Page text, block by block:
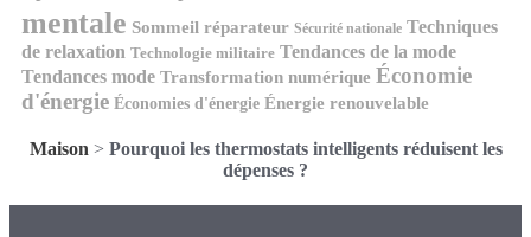
mentale Sommeil réparateur Sécurité nationale Techniques
de relaxation Technologie militaire Tendances de la mode
Tendances mode Transformation numérique Économie
d'énergie Économies d'énergie Énergie renouvelable
Maison > Pourquoi les thermostats intelligents réduisent les
dépenses ?